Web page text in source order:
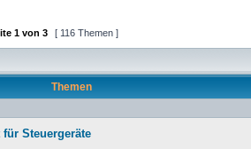
1 von 3 [ 116 Themen ]
Themen
Steuergeräte